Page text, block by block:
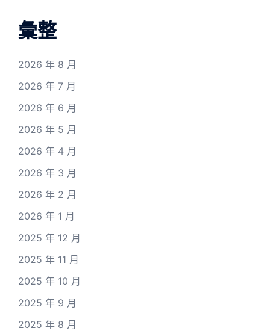
彙整
2026 年 8 月
2026 年 7 月
2026 年 6 月
2026 年 5 月
2026 年 4 月
2026 年 3 月
2026 年 2 月
2026 年 1 月
2025 年 12 月
2025 年 11 月
2025 年 10 月
2025 年 9 月
2025 年 8 月